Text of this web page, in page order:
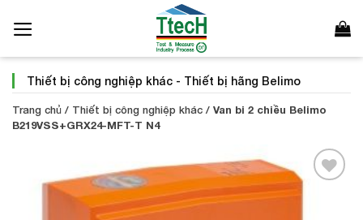
qua
dung
Thiết bị công nghiệp khác - Thiết bị hãng Belimo
Trang chủ / Thiết bị công nghiệp khác / Van bi 2 chiều Belimo
B219VSS+GRX24-MFT-T N4